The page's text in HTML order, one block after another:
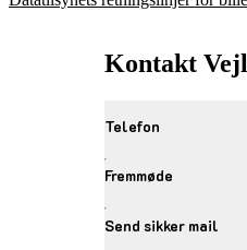
Kontakt
Telefon
Fremmøde
Send sikker mail